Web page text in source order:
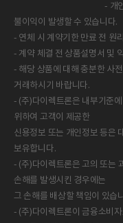
- 개
불이익이 발생할 수 있습니다.
- 연체 시 계약기한 만료 전 원
- 계약 체결 전 상품설명서 및
- 해당 상품에 대해 충분한 사
거래하시기 바랍니다.
- (주)다이렉트론은 내부기준
위하여 고객이 제공한
신용정보 또는 개인정보 등은
보유합니다.
- (주)다이렉트론은 고의 또는
손해를 발생시킨 경우에는
그 손해를 배상할 책임이 있습
- (주)다이렉트론이 금융소비